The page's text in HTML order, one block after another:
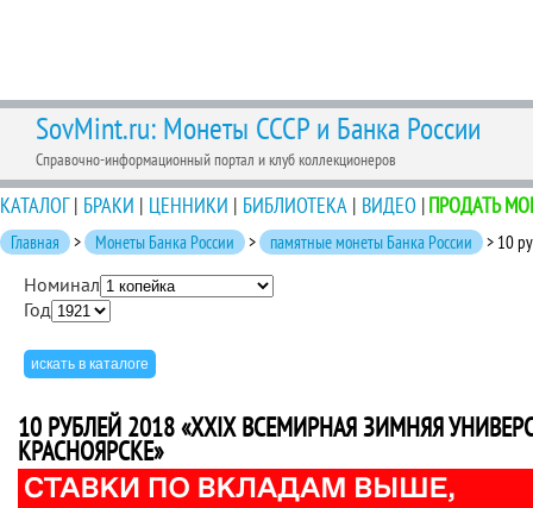
SovMint.ru: Монеты СССР и Банка России
Справочно-информационный портал и клуб коллекционеров
КАТАЛОГ| БРАКИ | ЦЕННИКИ | БИБЛИОТЕКА | ВИДЕО |ПРОДАТЬ
Главная > Монеты Банка России > памятные монеты Банка России > 10
Номинал
Год
10 РУБЛЕЙ 2018 «ХХIХ ВСЕМИРНАЯ ЗИМНЯЯ
КРАСНОЯРСКЕ»